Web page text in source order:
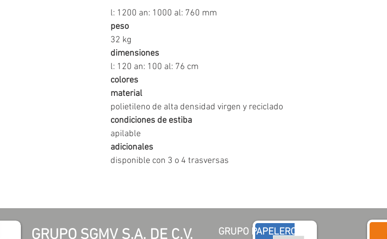
l: 1200 an: 1000 al: 760 mm
peso
32 kg
dimensiones
l: 120 an: 100 al: 76 cm
colores
material
polietileno de alta densidad virgen y reciclado
condiciones de estiba
apilable
adicionales
disponible con 3 o 4 trasversas
GRUPO SGMV S.A. DE C.V. GRUPO PAPELERO